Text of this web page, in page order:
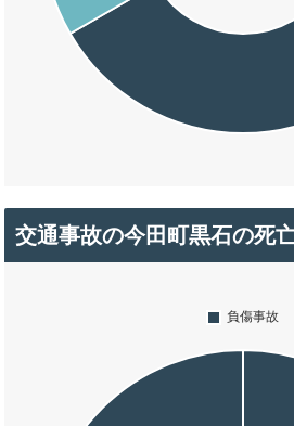
交通事故の今田町黒石の死